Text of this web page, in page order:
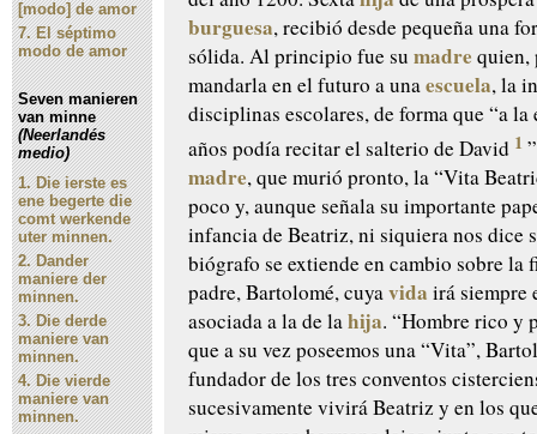
[modo] de amor
7.El séptimo
modo de amor
Seven manieren
van minne
(Neerlandés
medio)
1.Die ierste es
ene begerte die
comt werkende
uter minnen.
2.Dander
maniere der
minnen.
3.Die derde
maniere van
minnen.
4.Die vierde
maniere van
minnen.
burguesa, recibió desde pequeña una
sólida. Al principio fue sumadre quien,
mandarla en el futuro a unaescuela, la
disciplinas escolares, de forma que “a la
años podía recitar el salterio de David 1
madre, que murió pronto, la “Vita
poco y, aunque señala su importante
infancia de Beatriz, ni siquiera nos dice
biógrafo se extiende en cambio sobre la
padre, Bartolomé, cuyavida irá siempre
asociada a la de lahija. “Hombre rico y
que a su vez poseemos una “Vita”,
fundador de los tres conventos
sucesivamente vivirá Beatriz y en los